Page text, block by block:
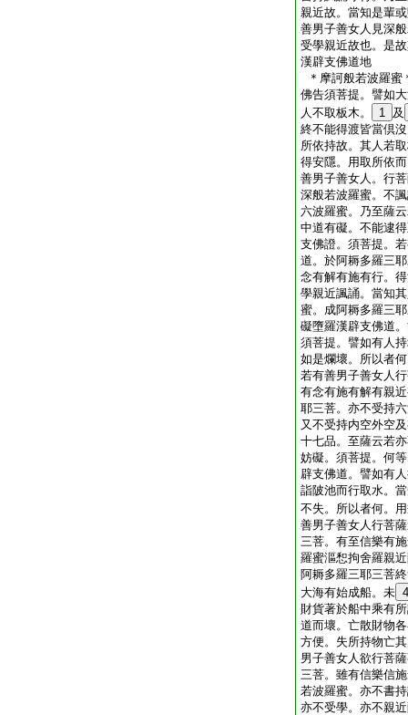
親近故。當知是輩
善男子善女人見深
受學親近故也。是
漢辟支佛道地
＊摩訶般若波羅蜜
佛告須菩提。譬如
人不取板木。
1 及
終不能得渡皆當倶
所依持故。其人若
得安隱。用取所依
善男子善女人。行
深般若波羅蜜。不
六波羅蜜。乃至薩
中道有礙。不能逮
支佛證。須菩提。
道。於阿耨多羅三
念有解有施有行。
學親近諷誦。當知
蜜。成阿耨多羅三
礙墮羅漢辟支佛道
須菩提。譬如有人
如是爛壞。所以者
若有善男子善女人
有念有施有解有親
耶三菩。亦不受持
又不受持内空外空
十七品。至薩云若
妨礙。須菩提。何
辟支佛道。譬如有
詣陂池而行取水。
不失。所以者何。
善男子善女人行菩
三菩。有至信樂有
羅蜜漚惒拘舍羅親
阿耨多羅三耶三菩
大海有始成船。未 4
財貨著於船中乘有
道而壞。亡散財物
方便。失所持物亡
男子善女人欲行菩
三菩。雖有信樂信
若波羅蜜。亦不書
亦不受學。亦不親